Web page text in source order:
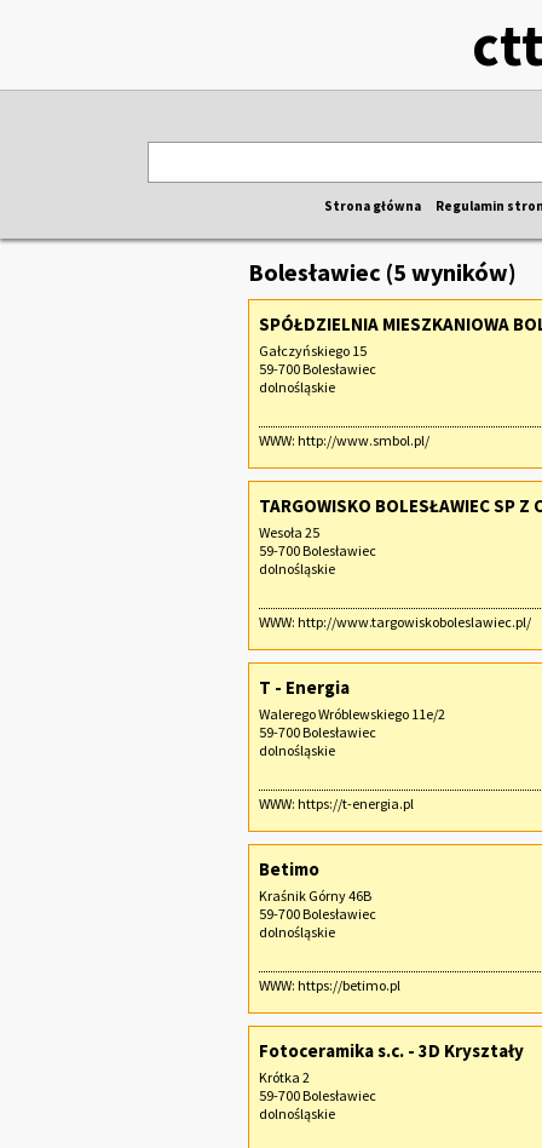
Strona główna Regulamin
Bolesławiec (5 wyników)
SPÓŁDZIELNIA MIESZKANIOWA
Gałczyńskiego 15
59-700 Bolesławiec
dolnośląskie
WWW: http://www.smbol.pl/
TARGOWISKO BOLESŁAWIEC SP Z
Wesoła 25
59-700 Bolesławiec
dolnośląskie
WWW: http://www.targowiskoboleslawiec.pl/
T - Energia
Walerego Wróblewskiego 11e/2
59-700 Bolesławiec
dolnośląskie
WWW: https://t-energia.pl
Betimo
Kraśnik Górny 46B
59-700 Bolesławiec
dolnośląskie
WWW: https://betimo.pl
Fotoceramika s.c. - 3D Kryształy
Krótka 2
59-700 Bolesławiec
dolnośląskie